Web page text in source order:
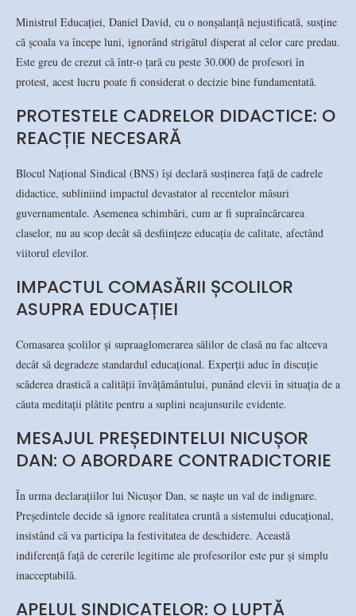
Ministrul Educației, Daniel David, cu o nonșalanță nejustificată, susține
că școala va începe luni, ignorând strigătul disperat al celor care predau.
Este greu de crezut că într-o țară cu peste 30.000 de profesori în
protest, acest lucru poate fi considerat o decizie bine fundamentată.
PROTESTELE CADRELOR DIDACTICE: O
REACȚIE NECESARĂ
Blocul Național Sindical (BNS) își declară susținerea față de cadrele
didactice, subliniind impactul devastator al recentelor măsuri
guvernamentale. Asemenea schimbări, cum ar fi supraîncărcarea
claselor, nu au scop decât să desființeze educația de calitate, afectând
viitorul elevilor.
IMPACTUL COMASĂRII ȘCOLILOR
ASUPRA EDUCAȚIEI
Comasarea școlilor și supraaglomerarea sălilor de clasă nu fac altceva
decât să degradeze standardul educațional. Experții aduc în discuție
scăderea drastică a calității învățământului, punând elevii în situația de a
căuta meditații plătite pentru a suplini neajunsurile evidente.
MESAJUL PREȘEDINTELUI NICUȘOR
DAN: O ABORDARE CONTRADICTORIE
În urma declarațiilor lui Nicușor Dan, se naște un val de indignare.
Președintele decide să ignore realitatea cruntă a sistemului educațional,
insistând că va participa la festivitatea de deschidere. Această
indiferență față de cererile legitime ale profesorilor este pur și simplu
inacceptabilă.
APELUL SINDICATELOR: O LUPTĂ